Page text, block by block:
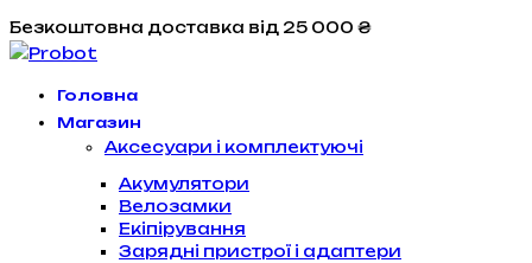
Безкоштовна доставка від 25 000 ₴
Головна
Магазин
Аксесуари і комплектуючі
Акумулятори
Велозамки
Екіпірування
Зарядні пристрої і адаптери